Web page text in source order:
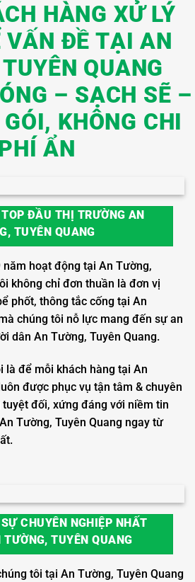
HÀNG XỬ LÝ
VẤN ĐỀ TẠI AN
QUANG
– SẠCH SẼ –
KHÔNG CHI
ẨN
ĐẦU THỊ TRƯỜNG AN
TUYÊN QUANG
hoạt động tại An Tường,
không chỉ đơn thuần là đơn vị
phốt, thông tắc cống tại An
chúng tôi nỗ lực mang đến sự an
dân An Tường, Tuyên Quang.
là để mỗi khách hàng tại An
được phục vụ tận tâm & chuyên
đối, xứng đáng với niềm tin
Tường, Tuyên Quang ngay từ
CHUYÊN NGHIỆP NHẤT
TƯỜNG, TUYÊN QUANG
tôi tại An Tường, Tuyên Quang